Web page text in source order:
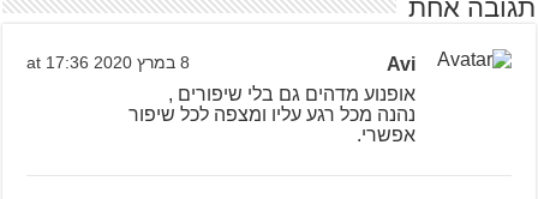
תגובה אחת
Avi 8 במרץ 2020 at 17:36
אופנוע מדהים גם בלי שיפורים ,
נהנה מכל רגע עליו ומצפה לכל שיפור
אפשרי.